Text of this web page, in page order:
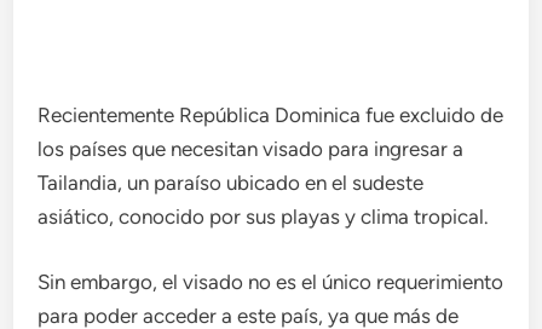
Recientemente República Dominica fue excluido de
los países que necesitan visado para ingresar a
Tailandia, un paraíso ubicado en el sudeste
asiático, conocido por sus playas y clima tropical.
Sin embargo, el visado no es el único requerimiento
para poder acceder a este país, ya que más de